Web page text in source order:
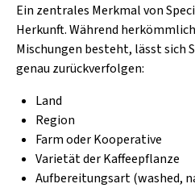
Ein zentrales Merkmal von
Herkunft. Während
Mischungen besteht, lässt sich
genau zurückverfolgen:
Land
Region
Farm oder Kooperative
Varietät der Kaffeepflanze
Aufbereitungsart (washed,